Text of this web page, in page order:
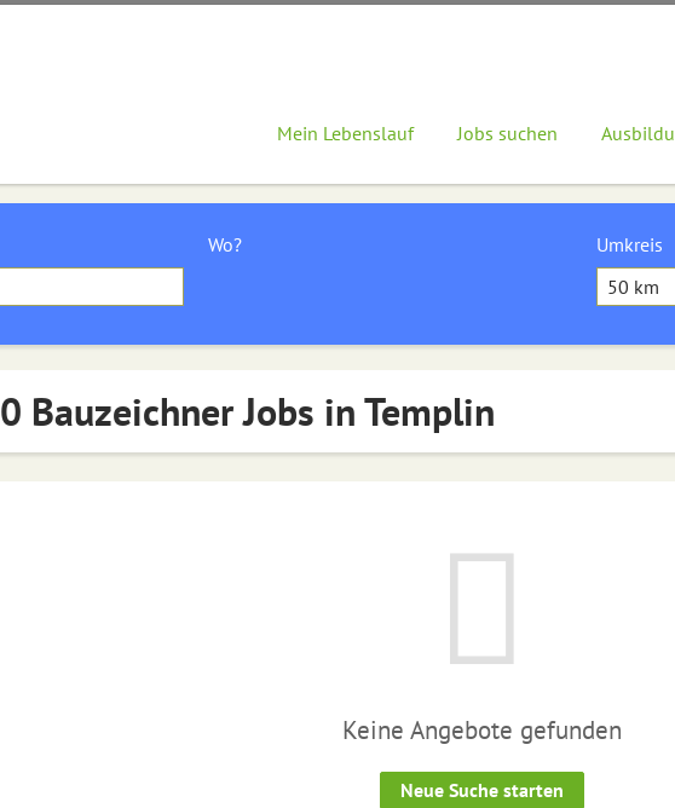
Mein Lebenslauf Jobs suchen
Wo?
Umkreis
50 km
0 Bauzeichner Jobs in Templin
Keine Angebote gefunden
Neue Suche starten